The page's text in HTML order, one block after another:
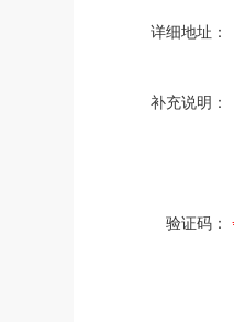
详细地址：
补充说明：
验证码：